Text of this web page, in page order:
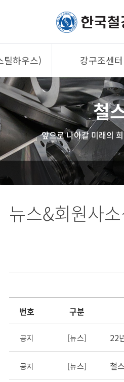
틸하우스) 강구조센터
제품소개
회원사
강구조센터
알림/자료
사진/영상
철
앞으로 나아갈 미래의
뉴스&회원사
번호 구분
공지 [뉴스] 22
공지 [뉴스] 철